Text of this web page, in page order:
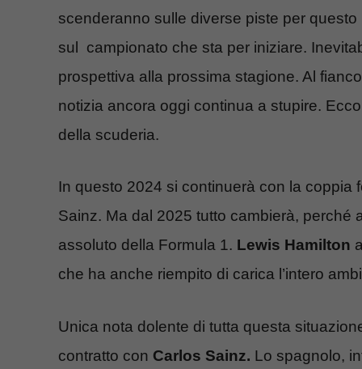
scenderanno sulle diverse piste per
sul campionato che sta per iniziare.
prospettiva alla prossima stagione. Al
notizia ancora oggi continua a stupire.
della scuderia.
In questo 2024 si continuerà con la coppia
Sainz. Ma dal 2025 tutto cambierà,
assoluto della Formula 1. Lewis Hamilton
che ha anche riempito di carica l’intero
Unica nota dolente di tutta questa
contratto con Carlos Sainz. Lo spagnolo,